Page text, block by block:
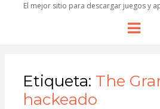
El mejor sitio para descargar juegos y
Menu
Etiqueta: The
hackeado